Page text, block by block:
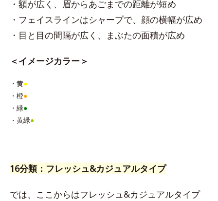
・額が広く、眉からあごまでの距離が短め
・フェイスラインはシャープで、顔の横幅が広め
・目と目の間隔が広く、まぶたの面積が広め
＜イメージカラー＞
・黄●
・橙●
・緑●
・黄緑●
16分類：フレッシュ&カジュアルタイプ
では、ここからはフレッシュ&カジュアルタイプ